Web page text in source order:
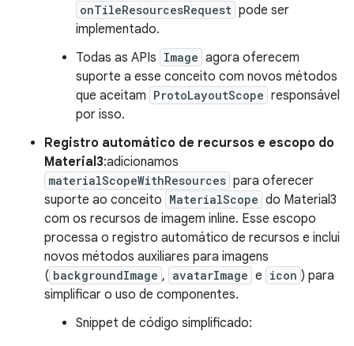
onTileResourcesRequest pode ser
implementado.
Todas as APIs Image agora oferecem
suporte a esse conceito com novos métodos
que aceitam ProtoLayoutScope responsável
por isso.
Registro automático de recursos e escopo do
Material3:adicionamos
materialScopeWithResources para oferecer
suporte ao conceito MaterialScope do Material3
com os recursos de imagem inline. Esse escopo
processa o registro automático de recursos e inclui
novos métodos auxiliares para imagens
( backgroundImage , avatarImage e icon ) para
simplificar o uso de componentes.
Snippet de código simplificado: